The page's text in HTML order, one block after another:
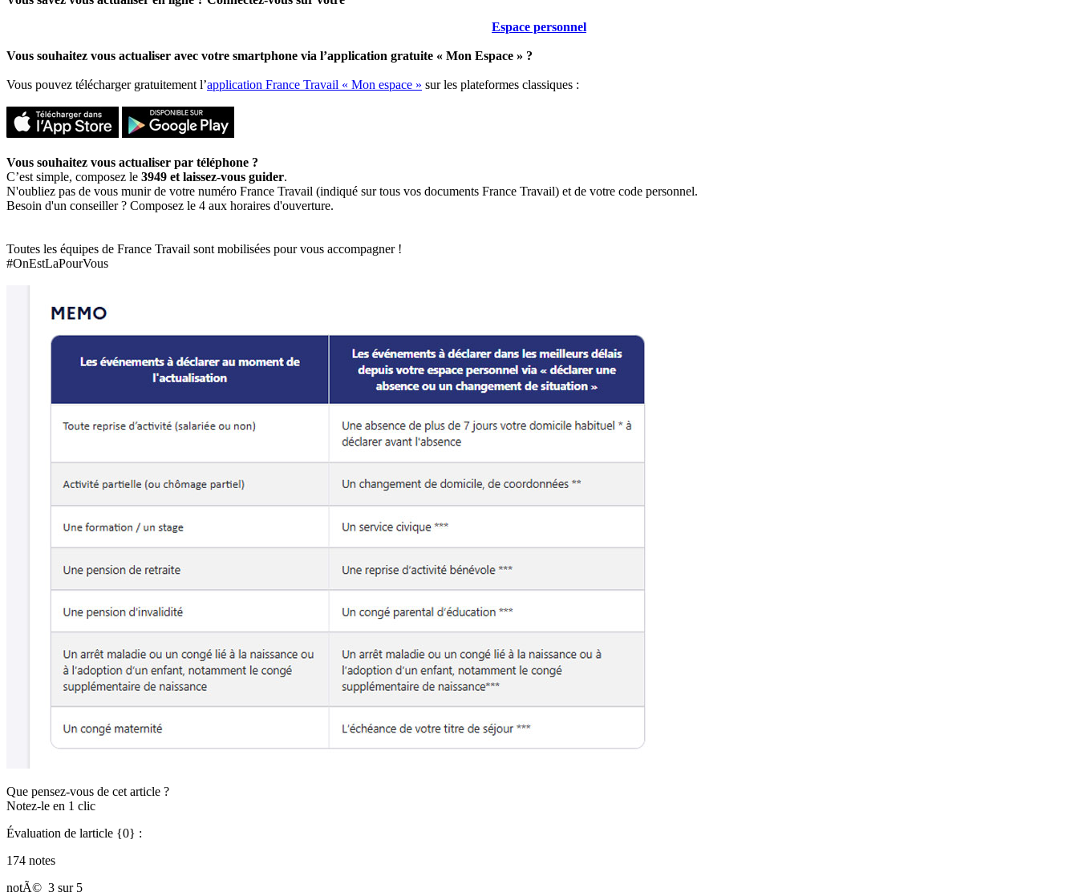
Espace personnel
Vous souhaitez vous actualiser avec votre smartphone via l’application gratuite « Mon Espace » ?
Vous pouvez télécharger gratuitement l’application France Travail « Mon espace » sur les plateformes classiques :
Vous souhaitez vous actualiser par téléphone ?
C’est simple, composez le 3949 et laissez-vous guider.
N'oubliez pas de vous munir de votre numéro France Travail (indiqué sur tous vos documents France Travail) et de votre code personnel.
Besoin d'un conseiller ? Composez le 4 aux horaires d'ouverture.
Toutes les équipes de France Travail sont mobilisées pour vous accompagner !
#OnEstLaPourVous
Que pensez-vous de cet article ?
Notez-le en 1 clic
Évaluation de larticle {0} :
174 notes
notÃ© 3 sur 5